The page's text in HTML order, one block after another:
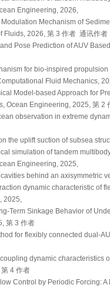
Engineering, 2026,
Mechanism of
Fluids, 2026, 第 3 作者 通讯作者
Pose Prediction of AUV
for bio-inspired
Fluid Mechanics,
Model-based Approach for
Ocean Engineering, 2025, 第 2
observation in extreme
the uplift suction of subsea
simulation of tandem
Engineering, 2025,
behind an axisymmetric
dynamic characteristic of
2025,
Term Sinkage Behavior of
第 3 作者
for flexibly connected dual-
dynamic
4 作者
Control by Periodic Forcing: